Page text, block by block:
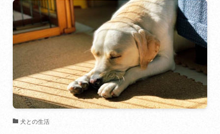
犬との生活